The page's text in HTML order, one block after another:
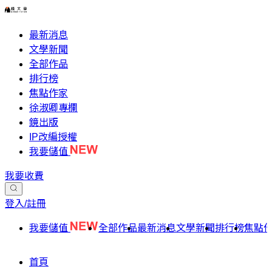
最新消息
文學新聞
全部作品
排行榜
焦點作家
徐淑卿專欄
鏡出版
IP改編授權
我要儲值
我要收費
登入/註冊
我要儲值 全部作品最新消息文學新聞排行榜焦點
首頁